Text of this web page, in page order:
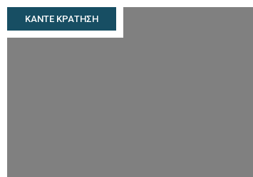
ΚΑΝΤΕ ΚΡΑΤΗΣΗ